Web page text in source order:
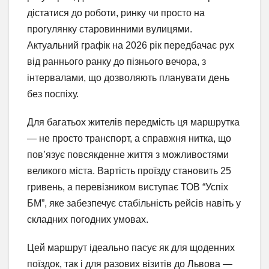
дістатися до роботи, ринку чи просто на
прогулянку старовинними вулицями.
Актуальний графік на 2026 рік передбачає рух
від раннього ранку до пізнього вечора, з
інтервалами, що дозволяють планувати день
без поспіху.
Для багатьох жителів передмість ця маршрутка
— не просто транспорт, а справжня нитка, що
пов’язує повсякденне життя з можливостями
великого міста. Вартість проїзду становить 25
гривень, а перевізником виступає ТОВ “Успіх
БМ”, яке забезпечує стабільність рейсів навіть у
складних погодних умовах.
Цей маршрут ідеально пасує як для щоденних
поїздок, так і для разових візитів до Львова —